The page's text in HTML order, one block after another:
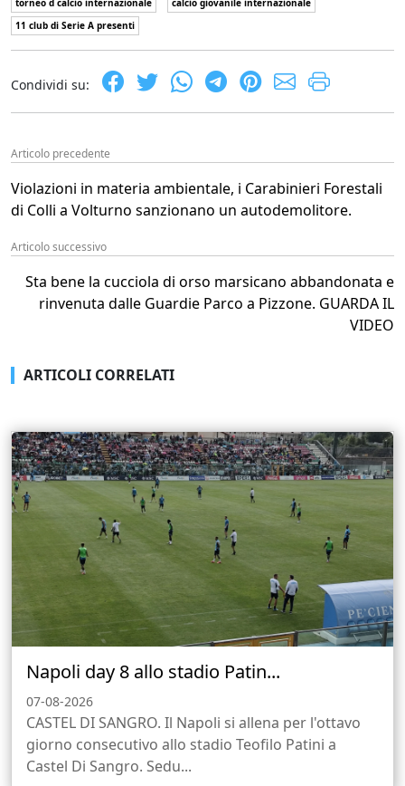
torneo d calcio internazionale
calcio giovanile internazionale
11 club di Serie A presenti
Condividi su:
Articolo precedente
Violazioni in materia ambientale, i Carabinieri Forestali
di Colli a Volturno sanzionano un autodemolitore.
Articolo successivo
Sta bene la cucciola di orso marsicano abbandonata e
rinvenuta dalle Guardie Parco a Pizzone. GUARDA IL
VIDEO
ARTICOLI CORRELATI
Napoli day 8 allo stadio Patin...
07-08-2026
CASTEL DI SANGRO. Il Napoli si allena per l'ottavo
giorno consecutivo allo stadio Teofilo Patini a
Castel Di Sangro. Sedu...